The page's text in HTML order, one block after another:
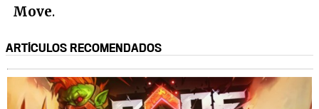
Move.
ARTÍCULOS RECOMENDADOS